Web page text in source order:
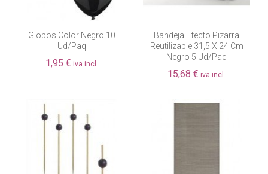
Globos Color Negro 10
Ud/paq
1,95 € iva incl.
Bandeja Efecto Pizarra
Reutilizable 31,5 X 24 Cm
Negro 5 Ud/paq
15,68 € iva incl.